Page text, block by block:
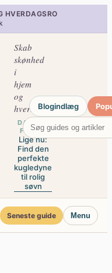
HVERDAGSRO
Skab
skønhed
i
hjem
og
hverdag
DAGENS
FOKUS
Lige nu:
Find den
perfekte
kugledyne
til rolig
søvn
Blogindlæg
Seneste guide Menu